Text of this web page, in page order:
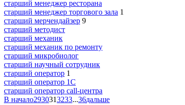
старший менеджер ресторана
старший менеджер торгового зала 1
старший мерчендайзер 9
старший методист
старший механик
старший механик по ремонту
старший микробиолог
старший научный сотрудник
старший оператор 1
старший оператор 1С
старший оператор call-центра
В начало2930313233...36дальше